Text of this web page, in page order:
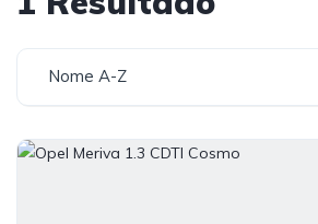
Nome A-Z